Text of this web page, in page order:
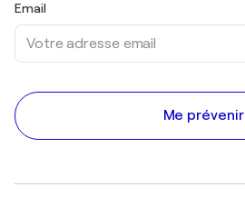
Email
Me prévenir